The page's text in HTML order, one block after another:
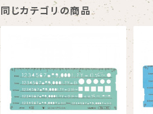
同じカテゴリの商品